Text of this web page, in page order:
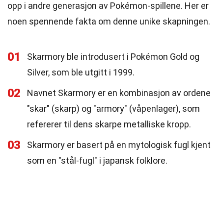
opp i andre generasjon av Pokémon-spillene. Her er
noen spennende fakta om denne unike skapningen.
01
Skarmory ble introdusert i Pokémon Gold og
Silver, som ble utgitt i 1999.
02
Navnet Skarmory er en kombinasjon av ordene
"skar" (skarp) og "armory" (våpenlager), som
refererer til dens skarpe metalliske kropp.
03
Skarmory er basert på en mytologisk fugl kjent
som en "stål-fugl" i japansk folklore.